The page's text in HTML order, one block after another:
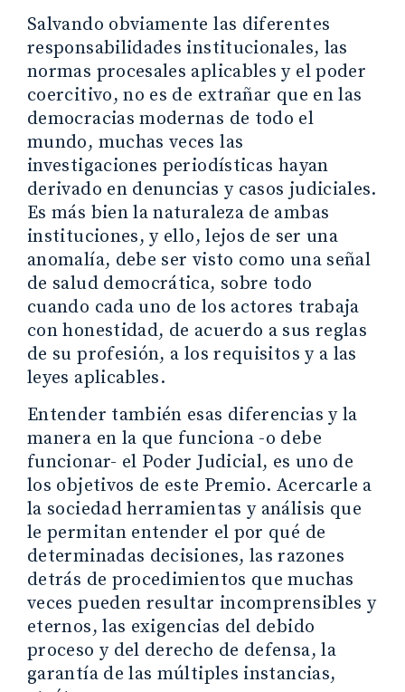
Salvando obviamente las diferentes
responsabilidades institucionales, las
normas procesales aplicables y el poder
coercitivo, no es de extrañar que en las
democracias modernas de todo el
mundo, muchas veces las
investigaciones periodísticas hayan
derivado en denuncias y casos judiciales.
Es más bien la naturaleza de ambas
instituciones, y ello, lejos de ser una
anomalía, debe ser visto como una señal
de salud democrática, sobre todo
cuando cada uno de los actores trabaja
con honestidad, de acuerdo a sus reglas
de su profesión, a los requisitos y a las
leyes aplicables.
Entender también esas diferencias y la
manera en la que funciona -o debe
funcionar- el Poder Judicial, es uno de
los objetivos de este Premio. Acercarle a
la sociedad herramientas y análisis que
le permitan entender el por qué de
determinadas decisiones, las razones
detrás de procedimientos que muchas
veces pueden resultar incomprensibles y
eternos, las exigencias del debido
proceso y del derecho de defensa, la
garantía de las múltiples instancias,